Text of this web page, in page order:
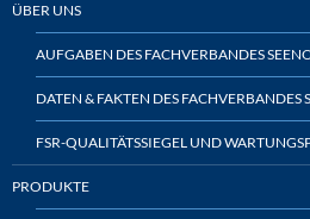
ÜBER UNS
AUFGABEN DES FACHVERBANDES
DATEN & FAKTEN DES FACHVERBANDES
FSR-QUALITÄTSSIEGEL UND
PRODUKTE